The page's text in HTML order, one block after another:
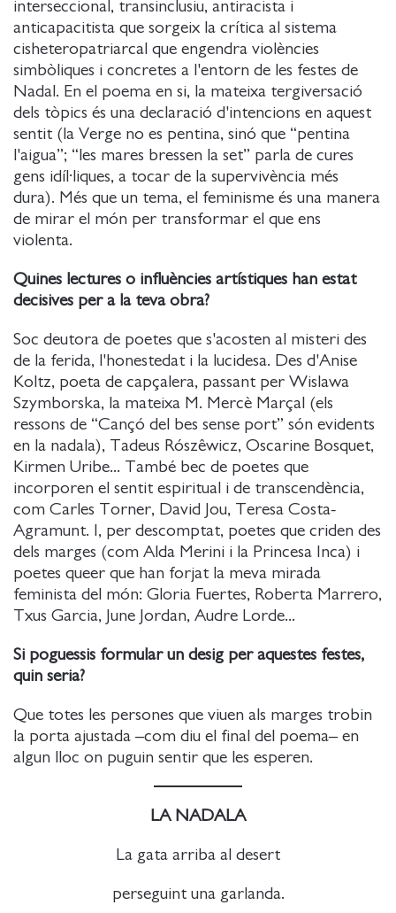
interseccional, transinclusiu, antiracista i
anticapacitista que sorgeix la crítica al sistema
cisheteropatriarcal que engendra violències
simbòliques i concretes a l'entorn de les festes de
Nadal. En el poema en si, la mateixa tergiversació
dels tòpics és una declaració d'intencions en aquest
sentit (la Verge no es pentina, sinó que “pentina
l'aigua”; “les mares bressen la set” parla de cures
gens idíl·liques, a tocar de la supervivència més
dura). Més que un tema, el feminisme és una manera
de mirar el món per transformar el que ens
violenta.
Quines lectures o influències artístiques han estat
decisives per a la teva obra?
Soc deutora de poetes que s'acosten al misteri des
de la ferida, l'honestedat i la lucidesa. Des d'Anise
Koltz, poeta de capçalera, passant per Wislawa
Szymborska, la mateixa M. Mercè Marçal (els
ressons de “Cançó del bes sense port” són evidents
en la nadala), Tadeus Rószêwicz, Oscarine Bosquet,
Kirmen Uribe... També bec de poetes que
incorporen el sentit espiritual i de transcendència,
com Carles Torner, David Jou, Teresa Costa-
Agramunt. I, per descomptat, poetes que criden des
dels marges (com Alda Merini i la Princesa Inca) i
poetes queer que han forjat la meva mirada
feminista del món: Gloria Fuertes, Roberta Marrero,
Txus Garcia, June Jordan, Audre Lorde...
Si poguessis formular un desig per aquestes festes,
quin seria?
Que totes les persones que viuen als marges trobin
la porta ajustada –com diu el final del poema– en
algun lloc on puguin sentir que les esperen.
LA NADALA
La gata arriba al desert
perseguint una garlanda.